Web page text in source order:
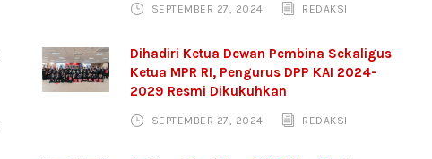
SEPTEMBER 27, 2024 REDAKSI
Dihadiri Ketua Dewan Pembina Sekaligus
Ketua MPR RI, Pengurus DPP KAI 2024-
2029 Resmi Dikukuhkan
SEPTEMBER 27, 2024 REDAKSI